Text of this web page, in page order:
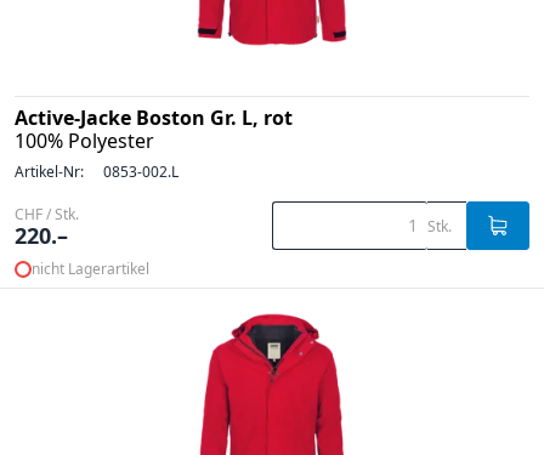
Active-Jacke Boston Gr. L, rot
100% Polyester
Artikel-Nr: 0853-002.L
CHF / Stk.
220.– Stk.
nicht Lagerartikel